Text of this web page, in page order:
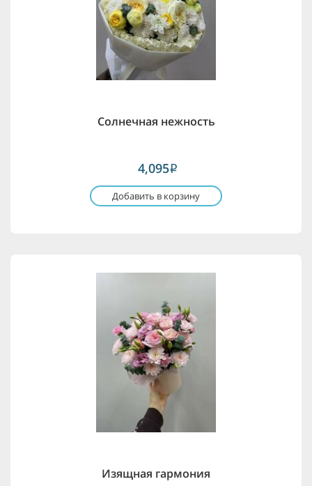
Солнечная нежность
4,095i
Добавить в корзину
Изящная гармония